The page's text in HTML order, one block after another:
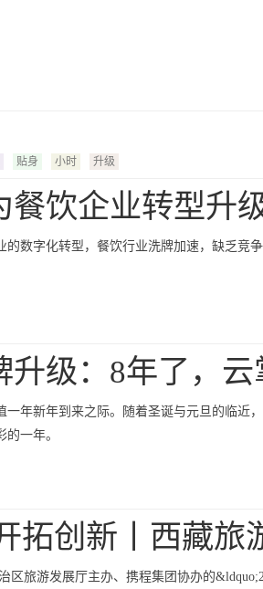
贴身 小时 升级
餐饮企业转型升
的数字化转型，餐饮行业洗牌加速，缺乏竞
升级：8年了，云
一年新年到来之际。随着圣诞与元旦的临近
的一年。
拓创新丨西藏旅
区旅游发展厅主办、携程集团协办的